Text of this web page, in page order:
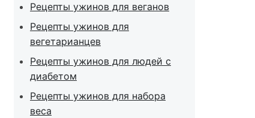
Рецепты ужинов для веганов
Рецепты ужинов для
вегетарианцев
Рецепты ужинов для людей с
диабетом
Рецепты ужинов для набора
веса